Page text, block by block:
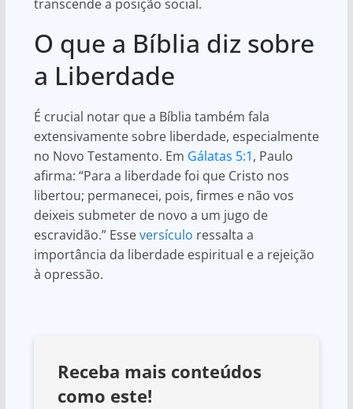
transcende a posição social.
O que a Bíblia diz sobre
a Liberdade
É crucial notar que a Bíblia também fala
extensivamente sobre liberdade, especialmente
no Novo Testamento. Em Gálatas 5:1, Paulo
afirma: “Para a liberdade foi que Cristo nos
libertou; permanecei, pois, firmes e não vos
deixeis submeter de novo a um jugo de
escravidão.” Esseversículo ressalta a
importância da liberdade espiritual e a rejeição
à opressão.
Receba mais conteúdos
como este!